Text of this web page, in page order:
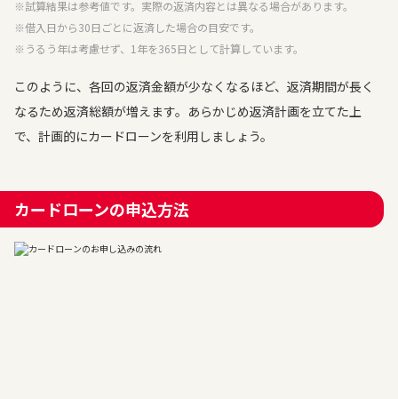
※試算結果は参考値です。実際の返済内容とは異なる場合があります。
※借入日から30日ごとに返済した場合の目安です。
※うるう年は考慮せず、1年を365日として計算しています。
このように、各回の返済金額が少なくなるほど、返済期間が長く
なるため返済総額が増えます。あらかじめ返済計画を立てた上
で、計画的にカードローンを利用しましょう。
カードローンの申込方法